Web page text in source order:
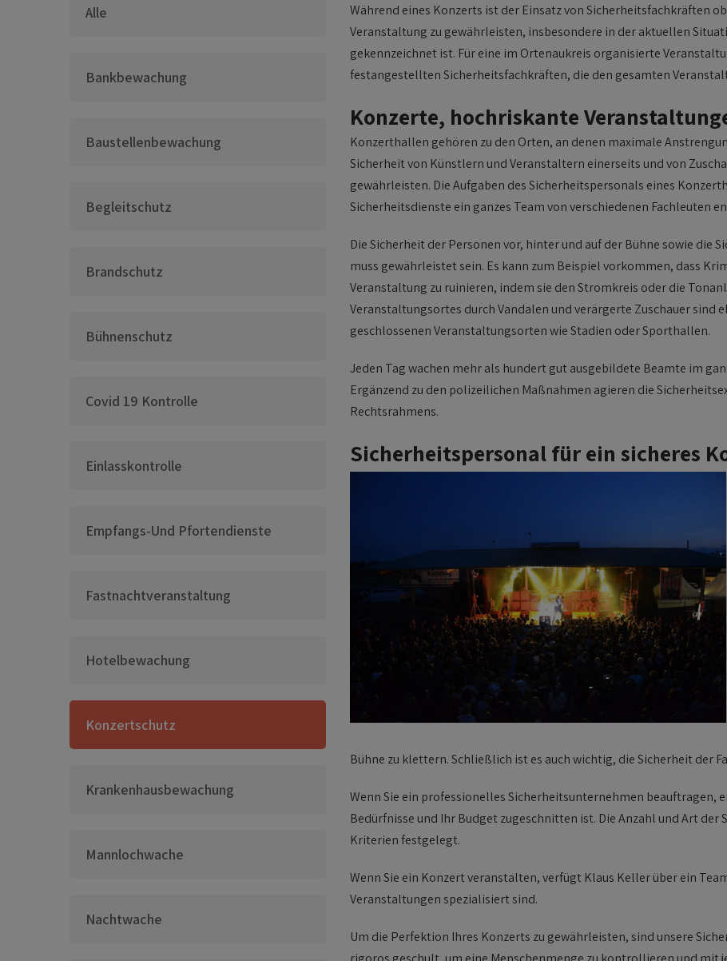
Während eines Konzerts ist der Einsatz von Sicherheitsfachkräften
Veranstaltung zu gewährleisten, insbesondere in der aktuellen
gekennzeichnet ist. Für eine im Ortenaukreis organisierte
festangestellten Sicherheitsfachkräften, die den gesamten
Konzerte, hochriskante
Konzerthallen gehören zu den Orten, an denen maximale
Sicherheit von Künstlern und Veranstaltern einerseits und von
gewährleisten. Die Aufgaben des Sicherheitspersonals eines
Sicherheitsdienste ein ganzes Team von verschiedenen Fachleuten
Die Sicherheit der Personen vor, hinter und auf der Bühne sowie die
muss gewährleistet sein. Es kann zum Beispiel vorkommen, dass
Veranstaltung zu ruinieren, indem sie den Stromkreis oder die
Veranstaltungsortes durch Vandalen und verärgerte Zuschauer sind
geschlossenen Veranstaltungsorten wie Stadien oder Sporthallen.
Jeden Tag wachen mehr als hundert gut ausgebildete Beamte im
Ergänzend zu den polizeilichen Maßnahmen agieren die
Rechtsrahmens.
Sicherheitspersonal für ein sicheres
Bühne zu klettern. Schließlich ist es auch wichtig, die Sicherheit der
Wenn Sie ein professionelles Sicherheitsunternehmen beauftragen,
Bedürfnisse und Ihr Budget zugeschnitten ist. Die Anzahl und Art
Kriterien festgelegt.
Wenn Sie ein Konzert veranstalten, verfügt Klaus Keller über ein
Veranstaltungen spezialisiert sind.
Um die Perfektion Ihres Konzerts zu gewährleisten, sind unsere
Alle
Bankbewachung
Baustellenbewachung
Begleitschutz
Brandschutz
Bühnenschutz
Covid 19 Kontrolle
Einlasskontrolle
Empfangs-Und Pfortendienste
Fastnachtveranstaltung
Hotelbewachung
Konzertschutz
Krankenhausbewachung
Mannlochwache
Nachtwache